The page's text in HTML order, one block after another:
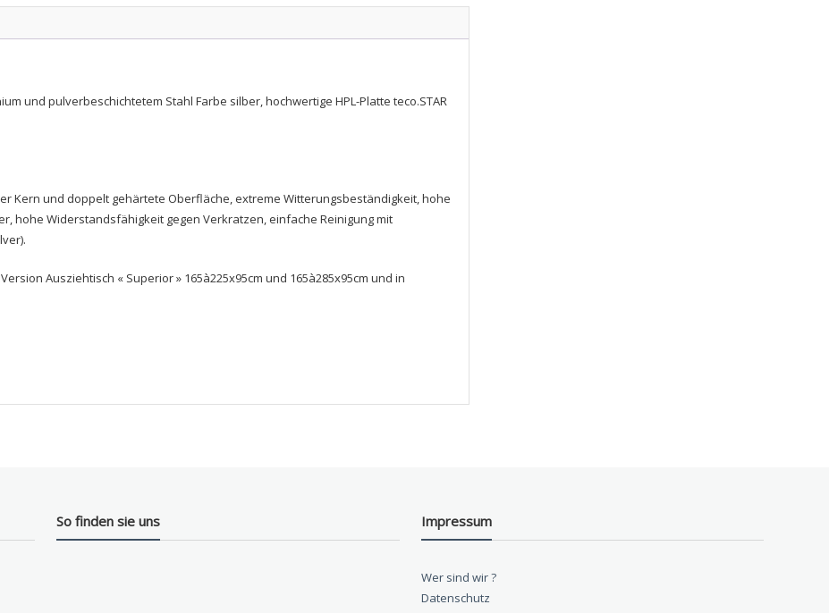
Dekor
und pulverbeschichtetem Stahl Farbe silber, hochwertige HPL-Platte teco.STAR
Kern und doppelt gehärtete Oberfläche, extreme Witterungsbeständigkeit, hohe
hohe Widerstandsfähigkeit gegen Verkratzen, einfache Reinigung mit
Ausziehtisch « Superior » 165à225x95cm und 165à285x95cm und in
So finden sie uns Impressum
Wer sind wir ?
Datenschutz